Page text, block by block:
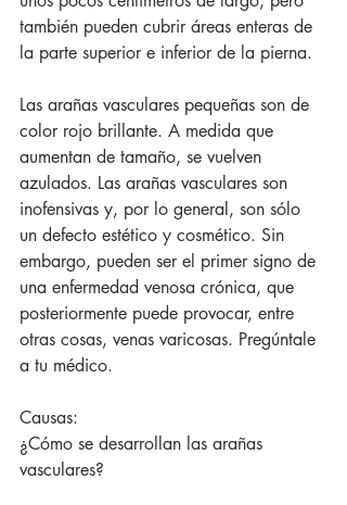
también pueden cubrir áreas enteras de
la parte superior e inferior de la pierna.
Las arañas vasculares pequeñas son de
color rojo brillante. A medida que
aumentan de tamaño, se vuelven
azulados. Las arañas vasculares son
inofensivas y, por lo general, son sólo
un defecto estético y cosmético. Sin
embargo, pueden ser el primer signo de
una enfermedad venosa crónica, que
posteriormente puede provocar, entre
otras cosas, venas varicosas. Pregúntale
a tu médico.
Causas:
¿Cómo se desarrollan las arañas
vasculares?